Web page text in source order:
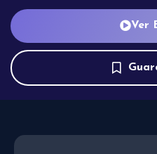
Ver